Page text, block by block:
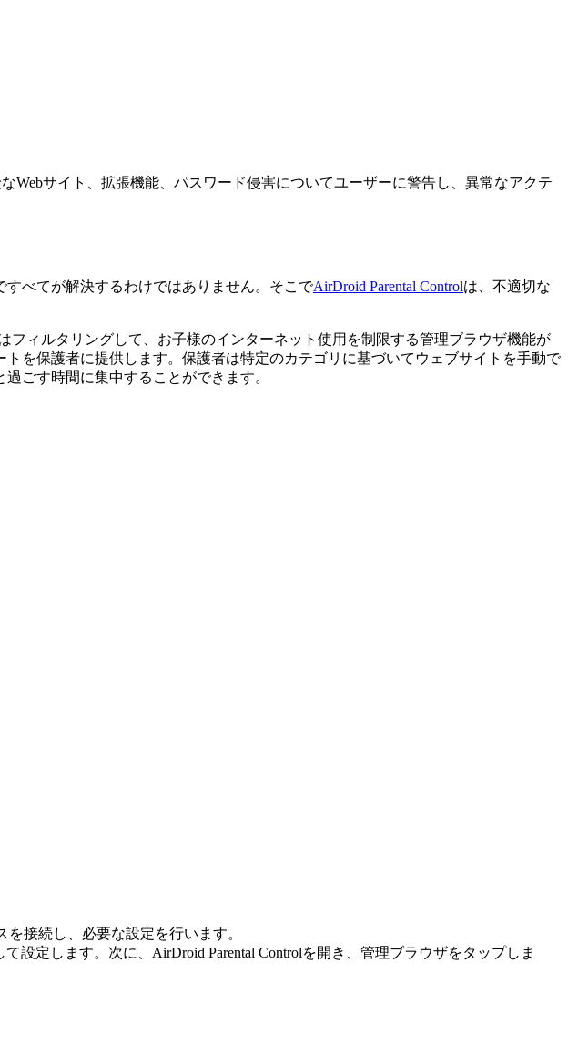
サイト、拡張機能、パスワード侵害についてユーザーに警告し、異常なアクテ
べてが解決するわけではありません。そこでAirDroid Parental Controlは、不適切な
フィルタリングして、お子様のインターネット使用を制限する管理ブラウザ機能が
を保護者に提供します。保護者は特定のカテゴリに基づいてウェブサイトを手動で
ごす時間に集中することができます。
接続し、必要な設定を行います。
設定します。次に、AirDroid Parental Controlを開き、管理ブラウザをタップしま